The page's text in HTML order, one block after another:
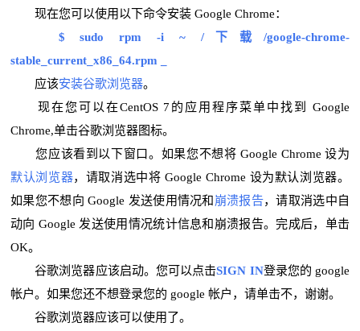
现在您可以使用以下命令安装 Google Chrome：
$ sudo rpm -i ~ /下载/google-chrome-
stable_current_x86_64.rpm _
应该安装谷歌浏览器。
现在您可以在CentOS 7的应用程序菜单中找到 Google
Chrome,单击谷歌浏览器图标。
您应该看到以下窗口。如果您不想将 Google Chrome 设为
默认浏览器，请取消选中将 Google Chrome 设为默认浏览器。
如果您不想向 Google 发送使用情况和 崩溃报告，请取消选中自
动向 Google 发送使用情况统计信息和崩溃报告。完成后，单击
OK。
谷歌浏览器应该启动。您可以点击SIGN IN登录您的 google
帐户。如果您还不想登录您的 google 帐户，请单击不，谢谢。
谷歌浏览器应该可以使用了。